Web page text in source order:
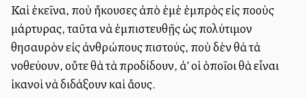
Καὶ ἐκεῖνα, ποὺ ἤκουσες ἀπὸ ἐμὲ ἐμπρὸς εἰς πολλοὺς
μάρτυρας, ταῦτα νὰ ἐμπιστευθῇς ὡς πολύτιμον
θησαυρὸν εἰς ἀνθρώπους πιστούς, ποὺ δὲν θὰ τὰ
νοθεύουν, οὔτε θὰ τὰ προδίδουν, ἀλλ’ οἱ ὁποῖοι θὰ εἶναι
ἱκανοὶ νὰ διδάξουν καὶ ἄλλους.